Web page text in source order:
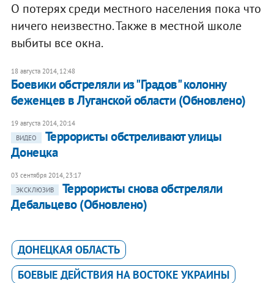
О потерях среди местного населения пока что
ничего неизвестно. Также в местной школе
выбиты все окна.
18 августа 2014, 12:48
Боевики обстреляли из "Градов" колонну
беженцев в Луганской области (Обновлено)
19 августа 2014, 20:14
ВИДЕО
Террористы обстреливают улицы
Донецка
03 сентября 2014, 23:17
ЭКСКЛЮЗИВ
Террористы снова обстреляли
Дебальцево (Обновлено)
ДОНЕЦКАЯ ОБЛАСТЬ
БОЕВЫЕ ДЕЙСТВИЯ НА ВОСТОКЕ УКРАИНЫ